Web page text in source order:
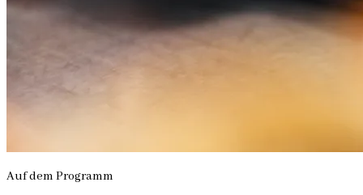
Auf dem Programm